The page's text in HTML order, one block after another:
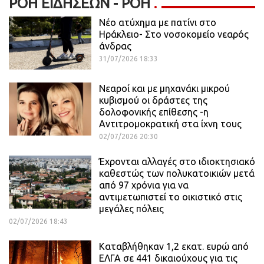
ΡΟΉ ΕΙΔΉΣΕΩΝ - ΡΟΗ
Νέο ατύχημα με πατίνι στο
Ηράκλειο- Στο νοσοκομείο νεαρός
άνδρας
31/07/2026 18:33
Νεαροί και με μηχανάκι μικρού
κυβισμού οι δράστες της
δολοφονικής επίθεσης -η
Αντιτρομοκρατική στα ίχνη τους
02/07/2026 20:30
Έχρονται αλλαγές στο ιδιοκτησιακό
καθεστώς των πολυκατοικιών μετά
από 97 χρόνια για να
αντιμετωπιστεί το οικιστικό στις
μεγάλες πόλεις
02/07/2026 18:43
Καταβλήθηκαν 1,2 εκατ. ευρώ από
ΕΛΓΑ σε 441 δικαιούχους για τις